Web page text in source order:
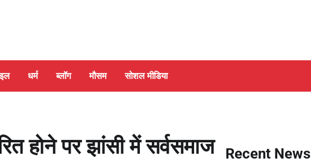
धर्म ब्लॉग मौसम सोशल मीडिया
होने पर झांसी में सर्वसमाज
Recent News